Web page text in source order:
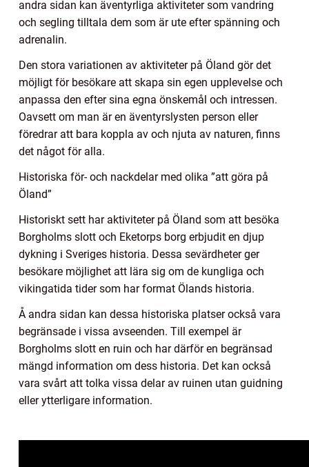
andra sidan kan äventyrliga aktiviteter som vandring
och segling tilltala dem som är ute efter spänning och
adrenalin.
Den stora variationen av aktiviteter på Öland gör det
möjligt för besökare att skapa sin egen upplevelse och
anpassa den efter sina egna önskemål och intressen.
Oavsett om man är en äventyrslysten person eller
föredrar att bara koppla av och njuta av naturen, finns
det något för alla.
Historiska för- och nackdelar med olika ”att göra på
Öland”
Historiskt sett har aktiviteter på Öland som att besöka
Borgholms slott och Eketorps borg erbjudit en djup
dykning i Sveriges historia. Dessa sevärdheter ger
besökare möjlighet att lära sig om de kungliga och
vikingatida tider som har format Ölands historia.
Å andra sidan kan dessa historiska platser också vara
begränsade i vissa avseenden. Till exempel är
Borgholms slott en ruin och har därför en begränsad
mängd information om dess historia. Det kan också
vara svårt att tolka vissa delar av ruinen utan guidning
eller ytterligare information.